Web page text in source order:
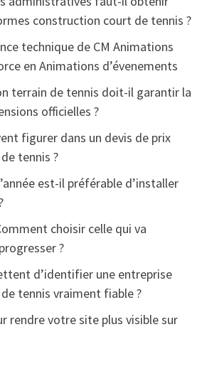
construction court de tennis ?
technique de CM Animations
en Animations d’évenements
terrain de tennis doit-il garantir la
officielles ?
figurer dans un devis de prix
tennis ?
est-il préférable d’installer
choisir celle qui va
?
d’identifier une entreprise
tennis vraiment fiable ?
rendre votre site plus visible sur